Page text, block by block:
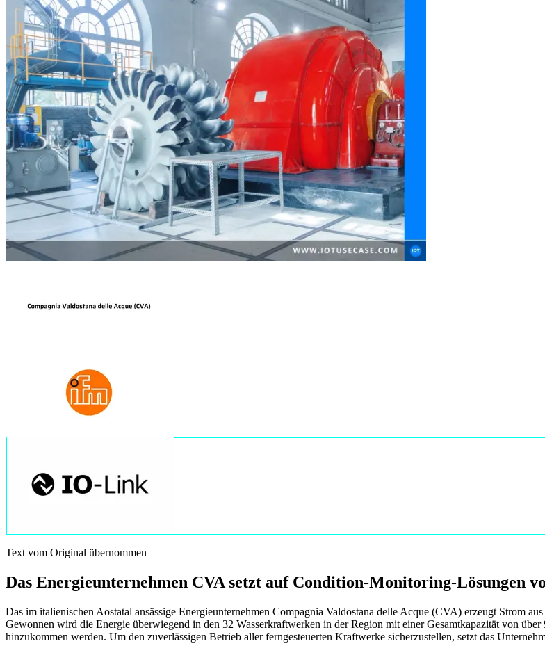
Text vom Original übernommen
Das Energieunternehmen CVA setzt auf Condition-Monitoring-Lösungen
Das im italienischen Aostatal ansässige Energieunternehmen Compagnia Valdostana delle Acque (CVA) erzeugt Strom
Gewonnen wird die Energie überwiegend in den 32 Wasserkraftwerken in der Region mit einer Gesamtkapazität von
hinzukommen werden. Um den zuverlässigen Betrieb aller ferngesteuerten Kraftwerke sicherzustellen, setzt das